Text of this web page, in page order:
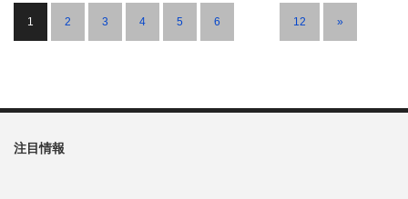
1 2 3 4 5 6 12 »
注目情報